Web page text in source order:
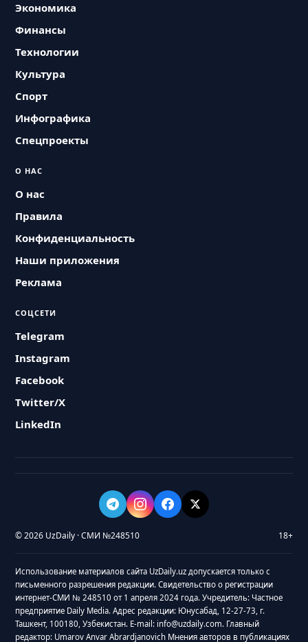
Экономика
Финансы
Технологии
Культура
Спорт
Инфографика
Спецпроекты
О НАС
О нас
Правила
Конфиденциальность
Наши приложения
Реклама
СОЦСЕТИ
Telegram
Instagram
Facebook
Twitter/X
LinkedIn
© 2026 UzDaily · СМИ №248510 18+
Использование материалов сайта UzDaily.uz допускается только с
письменного разрешения редакции. Свидетельство о регистрации
интернет-СМИ № 248510 от 1 апреля 2024 года. Учредитель: Частное
предприятие Daily Media. Адрес редакции: Юнусабад, 12-27-73, г.
Ташкент, 100180, Узбекистан. E-mail: info@uzdaily.com. Главный
редактор: Umarov Anvar Abrardjanovich Мнения авторов в публикациях